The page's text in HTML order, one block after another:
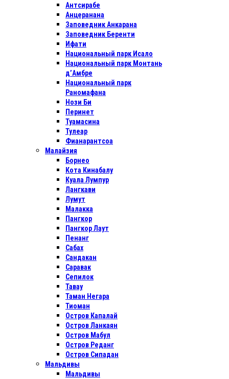
Антсирабе
Анцеранана
Заповедник Анкарана
Заповедник Беренти
Ифати
Национальный парк Исало
Национальный парк Монтань
д’Амбре
Национальный парк
Раномафана
Нози Би
Перинет
Туамасина
Тулеар
Фианарантсоа
Малайзия
Борнео
Кота Кинабалу
Куала Лумпур
Лангкави
Лумут
Малакка
Пангкор
Пангкор Лаут
Пенанг
Сабах
Сандакан
Саравак
Сепилок
Тавау
Таман Негара
Тиоман
Остров Капалай
Остров Ланкаян
Остров Мабул
Остров Реданг
Остров Сипадан
Мальдивы
Мальдивы